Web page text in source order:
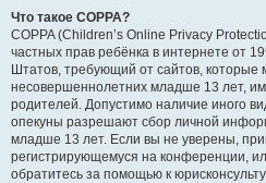
Что такое COPPA?
COPPA (Children’s Online Privacy
частных прав ребёнка в интернете от
Штатов, требующий от сайтов, которые
несовершеннолетних младше 13 лет,
родителей. Допустимо наличие иного
опекуны разрешают сбор личной
младше 13 лет. Если вы не уверены,
регистрирующемуся на конференции,
обратитесь за помощью к